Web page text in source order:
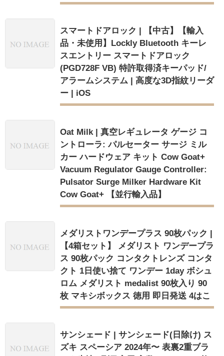
スマートドアロック | 【中古】【輸入
品・未使用】Lockly Bluetooth キーレ
スエントリー スマートドアロック
(PGD728F VB) 特許取得済キーパッド/
アラームシステム | 高度な3D指紋リーダ
ー | iOS
Oat Milk | 真空レギュレータ ゲージ コ
ントローラ: パルセーター サージ ミル
カー ハードウェア キット Cow Goat+
Vacuum Regulator Gauge Controller:
Pulsator Surge Milker Hardware Kit
Cow Goat+ 【並行輸入品】
メダリストワンデープラス 90枚パック |
【4箱セット】 メダリスト ワンデープラ
ス 90枚パック コンタクトレンズ コンタ
クト 1日使い捨て ワンデー 1day ボシュ
ロム メダリスト medalist 90枚入り 90
枚 マキシボックス 徳用 即日発送 4はこ
サンシェード | サンシェード(日除け) ス
ズキ スペーシア 2024年〜 表裏2重ブラ